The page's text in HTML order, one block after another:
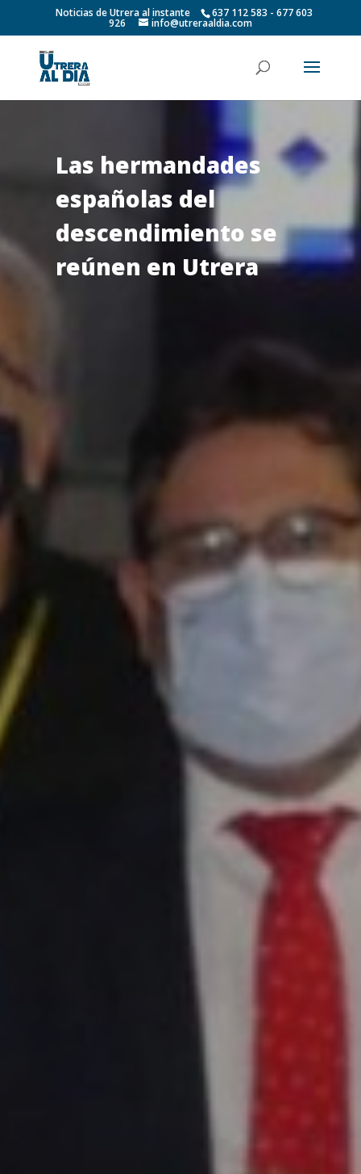
Noticias de Utrera al instante 637 112 583 - 677 603
926 info@utreraaldia.com
Las hermandades
españolas del
descendimiento se
reúnen en Utrera